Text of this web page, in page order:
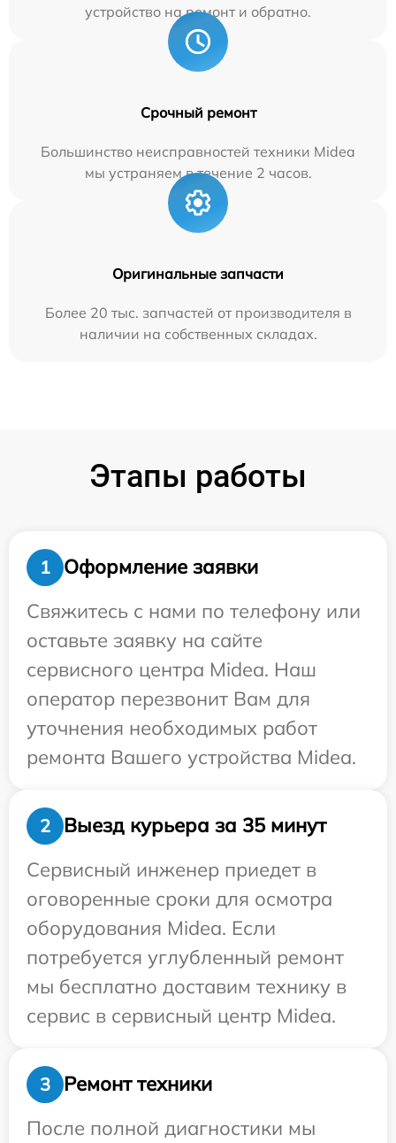
устройство на ремонт и обратно.
Срочный ремонт
Большинство неисправностей техники Midea
мы устраняем в течение 2 часов.
Оригинальные запчасти
Более 20 тыс. запчастей от производителя в
наличии на собственных складах.
Этапы работы
1
Оформление заявки
Свяжитесь с нами по телефону или
оставьте заявку на сайте
сервисного центра Midea. Наш
оператор перезвонит Вам для
уточнения необходимых работ
ремонта Вашего устройства Midea.
2
Выезд курьера за 35 минут
Сервисный инженер приедет в
оговоренные сроки для осмотра
оборудования Midea. Если
потребуется углубленный ремонт
мы бесплатно доставим технику в
сервис в сервисный центр Midea.
3
Ремонт техники
После полной диагностики мы